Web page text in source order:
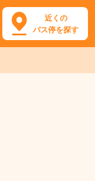
近くの
バス停を探す